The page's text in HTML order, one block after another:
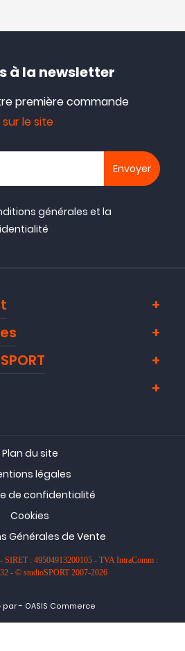
à la newsletter
première commande
le site
générales et la
Plan du site
légales
de confidentialité
Cookies
Générales de Vente
SIRET : 49504913200105 - TVA IntraComm :
- © studioSPORT 2007-2026
par- OASIS Commerce